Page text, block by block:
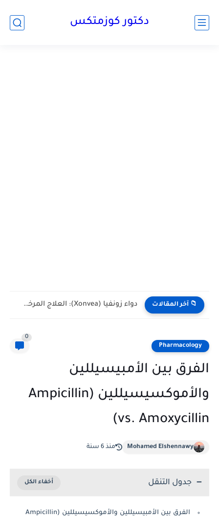
دكتور كوزمتكس
📁 آخر المقالات دواء زونفيا (Xonvea): العلاج المرخص والآمن لغثيان القيء الشديد أثناء...
Pharmacology
0
الفرق بين الأمبيسيللين
والأموكسيسيللين (Ampicillin
vs. Amoxycillin)
Mohamed Elshennawy منذ 6 سنة
جدول التنقل
الفرق بين الأمبيسيللين والأموكسيسيللين (Ampicillin